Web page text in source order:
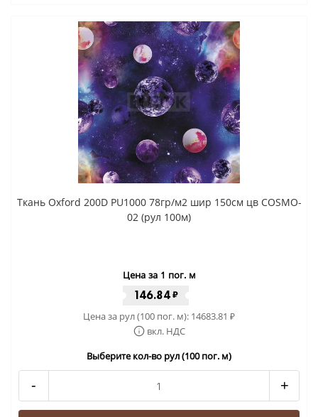
Ткань Oxford 200D PU1000 78гр/м2 шир 150см цв COSMO-
02 (рул 100м)
Цена за 1 пог. м
146.84 ₽
Цена за рул (100 пог. м): 14683.81 ₽
вкл. НДС
Выберите кол-во рул (100 пог. м)
- +